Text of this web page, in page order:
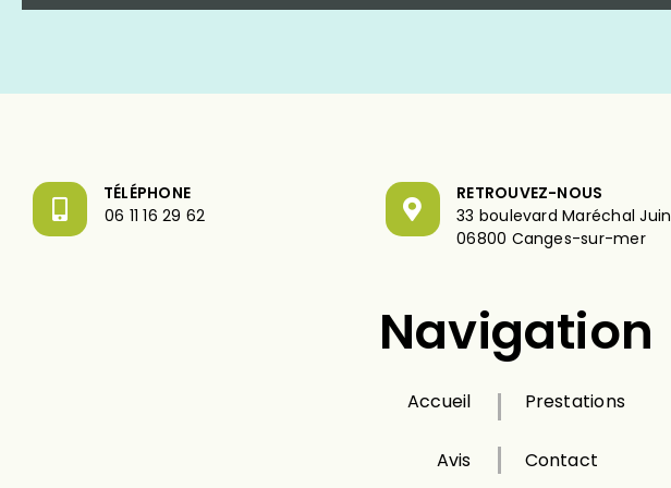
TÉLÉPHONE
06 11 16 29 62
RETROUVEZ-NOUS
33 boulevard Maréchal Juin
06800 Canges-sur-mer
Navigation
Accueil Prestations
Avis Contact